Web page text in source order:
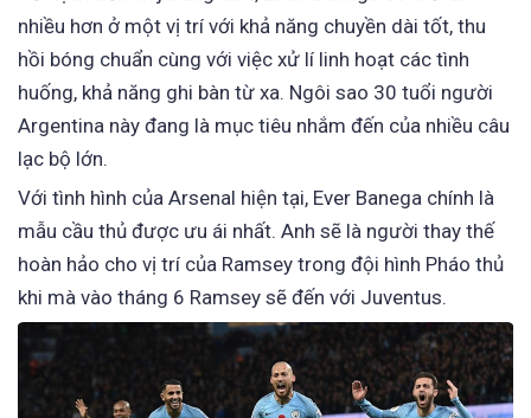
nhiều hơn ở một vị trí với khả năng chuyền dài tốt, thu
hồi bóng chuẩn cùng với việc xử lí linh hoạt các tình
huống, khả năng ghi bàn từ xa. Ngôi sao 30 tuổi người
Argentina này đang là mục tiêu nhắm đến của nhiều câu
lạc bộ lớn.
Với tình hình của Arsenal hiện tại, Ever Banega chính là
mẫu cầu thủ được ưu ái nhất. Anh sẽ là người thay thế
hoàn hảo cho vị trí của Ramsey trong đội hình Pháo thủ
khi mà vào tháng 6 Ramsey sẽ đến với Juventus.